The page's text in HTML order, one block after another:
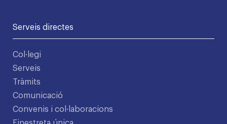
Serveis directes
Col·legi
Serveis
Tràmits
Comunicació
Convenis i col·laboracions